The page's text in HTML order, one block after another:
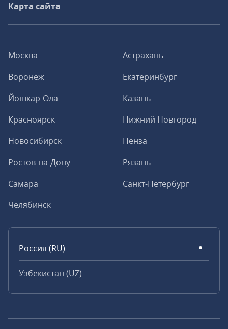
Москва
Астрахань
Воронеж
Екатеринбург
Йошкар-Ола
Казань
Красноярск
Нижний Новгород
Новосибирск
Пенза
Ростов-на-Дону
Рязань
Самара
Санкт-Петербург
Челябинск
Россия (RU)
Узбекистан (UZ)
Карта сайта